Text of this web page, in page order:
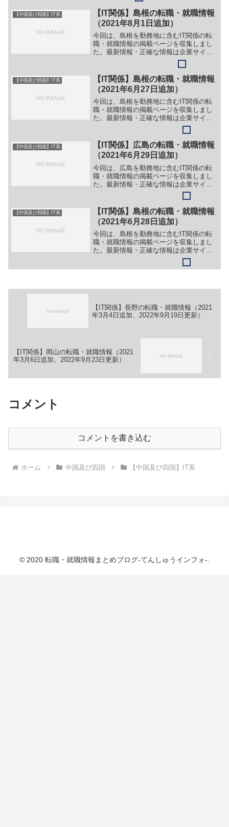
社アイネッツコム【職務】［キャリア・
中途］＞＞（１）システムエンジニア＞
＞（２）プログラマー＞...
【中国及び四国】IT系
【IT関係】島根の転職・就職情報
（2021年8月1日追加）
今回は、島根を勤務地に含むIT関係の転
職・就職情報の掲載ページを収集しまし
た。最新情報・正確な情報は企業サイト
でご確認ください。①【会社名】泰榮エ
ンジニアリング株式会社【職務】（１）
システムエンジニア・プログラマー【勤
務地】島根県松江市朝日...
【中国及び四国】IT系
【IT関係】島根の転職・就職情報
（2021年6月27日追加）
今回は、島根を勤務地に含むIT関係の転
職・就職情報の掲載ページを収集しまし
た。最新情報・正確な情報は企業サイト
でご確認ください。①【会社名】株式会
社イーウェル【職務】（１）システム職
【勤務地】島根県松江市玉湯町布志名
767-31等【詳細】転...
【中国及び四国】IT系
【IT関係】広島の転職・就職情報
（2021年6月29日追加）
今回は、広島を勤務地に含むIT関係の転
職・就職情報の掲載ページを収集しまし
た。最新情報・正確な情報は企業サイト
でご確認ください。①【会社名】株式会
社 ミウラ【職務】（１）システム開発
（SE、PG）【勤務地】広島県福山市等
【詳細】転職・就職情...
【中国及び四国】IT系
【IT関係】島根の転職・就職情報
（2021年6月28日追加）
今回は、島根を勤務地に含むIT関係の転
職・就職情報の掲載ページを収集しまし
た。最新情報・正確な情報は企業サイト
でご確認ください。①【会社名】株式会
社ジェイハウス【職務】（１）システム
【IT関係】長野の転職・就職情報（2021
年3月4日追加、2022年9月19日更新）
【IT関係】岡山の転職・就職情報（2021
年3月6日追加、2022年9月23日更新）
コメント
コメントを書き込む
ホーム 中国及び四国 【中国及び四国】IT系
© 2020 転職・就職情報まとめブログ-てんしゅうインフォ-.